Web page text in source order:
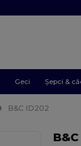
Geci Șepci &
B&C ID202
B&C